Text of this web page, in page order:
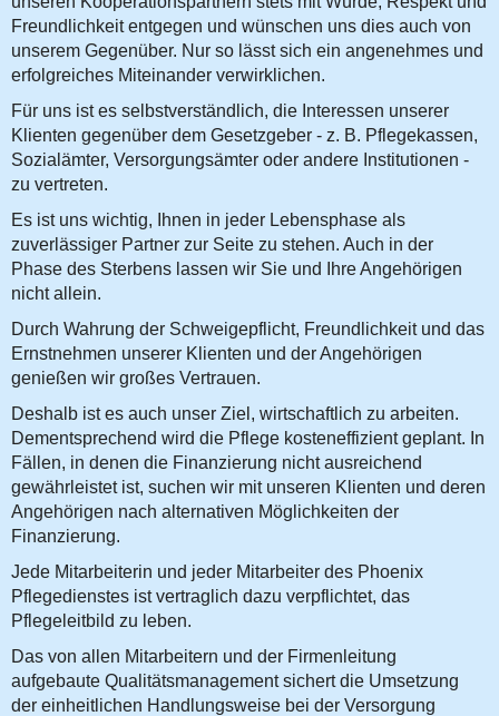
Freundlichkeit entgegen und wünschen uns dies auch von
unserem Gegenüber. Nur so lässt sich ein angenehmes und
erfolgreiches Miteinander verwirklichen.
Für uns ist es selbstverständlich, die Interessen unserer
Klienten gegenüber dem Gesetzgeber - z. B. Pflegekassen,
Sozialämter, Versorgungsämter oder andere Institutionen -
zu vertreten.
Es ist uns wichtig, Ihnen in jeder Lebensphase als
zuverlässiger Partner zur Seite zu stehen. Auch in der
Phase des Sterbens lassen wir Sie und Ihre Angehörigen
nicht allein.
Durch Wahrung der Schweigepflicht, Freundlichkeit und das
Ernstnehmen unserer Klienten und der Angehörigen
genießen wir großes Vertrauen.
Deshalb ist es auch unser Ziel, wirtschaftlich zu arbeiten.
Dementsprechend wird die Pflege kosteneffizient geplant. In
Fällen, in denen die Finanzierung nicht ausreichend
gewährleistet ist, suchen wir mit unseren Klienten und deren
Angehörigen nach alternativen Möglichkeiten der
Finanzierung.
Jede Mitarbeiterin und jeder Mitarbeiter des Phoenix
Pflegedienstes ist vertraglich dazu verpflichtet, das
Pflegeleitbild zu leben.
Das von allen Mitarbeitern und der Firmenleitung
aufgebaute Qualitätsmanagement sichert die Umsetzung
der einheitlichen Handlungsweise bei der Versorgung